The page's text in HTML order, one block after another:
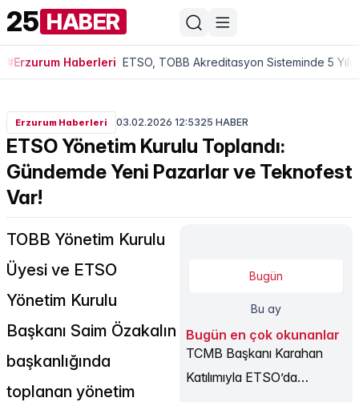
25 HABER
#Erzurum Haberleri ETSO, TOBB Akreditasyon Sisteminde 5
Erzurum Haberleri 03.02.2026 12:5325 HABER
ETSO Yönetim Kurulu Toplandı:
Gündemde Yeni Pazarlar ve Teknofest
Var!
TOBB Yönetim Kurulu
Üyesi ve ETSO
Yönetim Kurulu
Başkanı Saim Özakalın
başkanlığında
toplanan yönetim
Bugün
Bu ay
Bugün en çok okunanlar
TCMB Başkanı Karahan
Katılımıyla ETSO’da